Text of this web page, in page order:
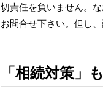
切責任を負いません。
お問合せ下さい。但し
「相続対策」